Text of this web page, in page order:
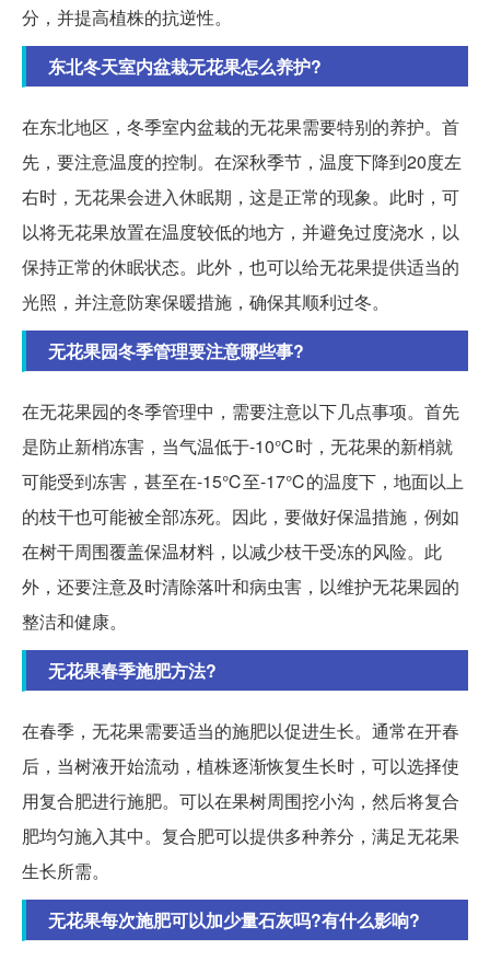
分，并提高植株的抗逆性。
东北冬天室内盆栽无花果怎么养护?
在东北地区，冬季室内盆栽的无花果需要特别的养护。首
先，要注意温度的控制。在深秋季节，温度下降到20度左
右时，无花果会进入休眠期，这是正常的现象。此时，可
以将无花果放置在温度较低的地方，并避免过度浇水，以
保持正常的休眠状态。此外，也可以给无花果提供适当的
光照，并注意防寒保暖措施，确保其顺利过冬。
无花果园冬季管理要注意哪些事?
在无花果园的冬季管理中，需要注意以下几点事项。首先
是防止新梢冻害，当气温低于-10℃时，无花果的新梢就
可能受到冻害，甚至在-15℃至-17℃的温度下，地面以上
的枝干也可能被全部冻死。因此，要做好保温措施，例如
在树干周围覆盖保温材料，以减少枝干受冻的风险。此
外，还要注意及时清除落叶和病虫害，以维护无花果园的
整洁和健康。
无花果春季施肥方法?
在春季，无花果需要适当的施肥以促进生长。通常在开春
后，当树液开始流动，植株逐渐恢复生长时，可以选择使
用复合肥进行施肥。可以在果树周围挖小沟，然后将复合
肥均匀施入其中。复合肥可以提供多种养分，满足无花果
生长所需。
无花果每次施肥可以加少量石灰吗?有什么影响?